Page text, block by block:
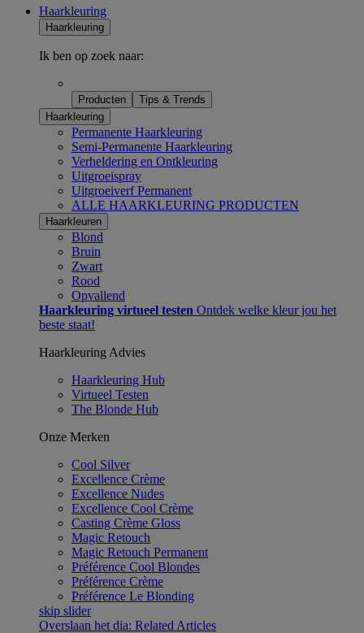
Haarkleuring
Haarkleuring
Ik ben op zoek naar:
Producten
Tips & Trends
Haarkleuring
Permanente Haarkleuring
Semi-Permanente Haarkleuring
Verheldering en Ontkleuring
Uitgroeispray
Uitgroeiverf Permanent
ALLE HAARKLEURING PRODUCTEN
Haarkleuren
Blond
Bruin
Zwart
Rood
Opvallend
Haarkleuring virtueel testen Ontdek welke kleur jou het
beste staat!
Haarkleuring Advies
Haarkleuring Hub
Virtueel Testen
The Blonde Hub
Onze Merken
Cool Silver
Excellence Crème​
Excellence Nudes
Excellence Cool Crème
Casting Crème Gloss​
Magic Retouch​
Magic Retouch​ Permanent
Préférence Cool Blondes
Préférence Crème
Préférence Le Blonding
skip slider
Overslaan het dia: Related Articles